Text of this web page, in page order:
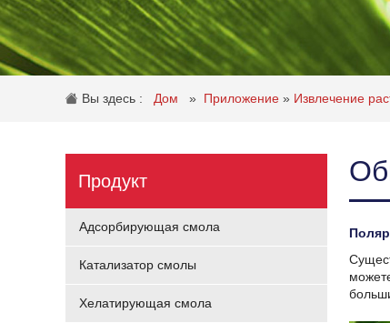
Вы здесь : Дом » Приложение » Извлечение
Продукт
Адсорбирующая смола
Катализатор смолы
Хелатирующая смола